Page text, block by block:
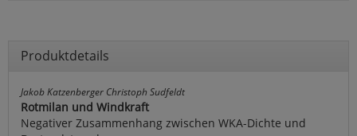
Produktdetails
Jakob Katzenberger Christoph Sudfeldt
Rotmilan und Windkraft
Negativer Zusammenhang zwischen WKA-Dichte und